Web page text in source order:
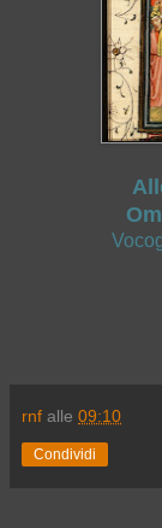
rnf alle 09:10
Condividi